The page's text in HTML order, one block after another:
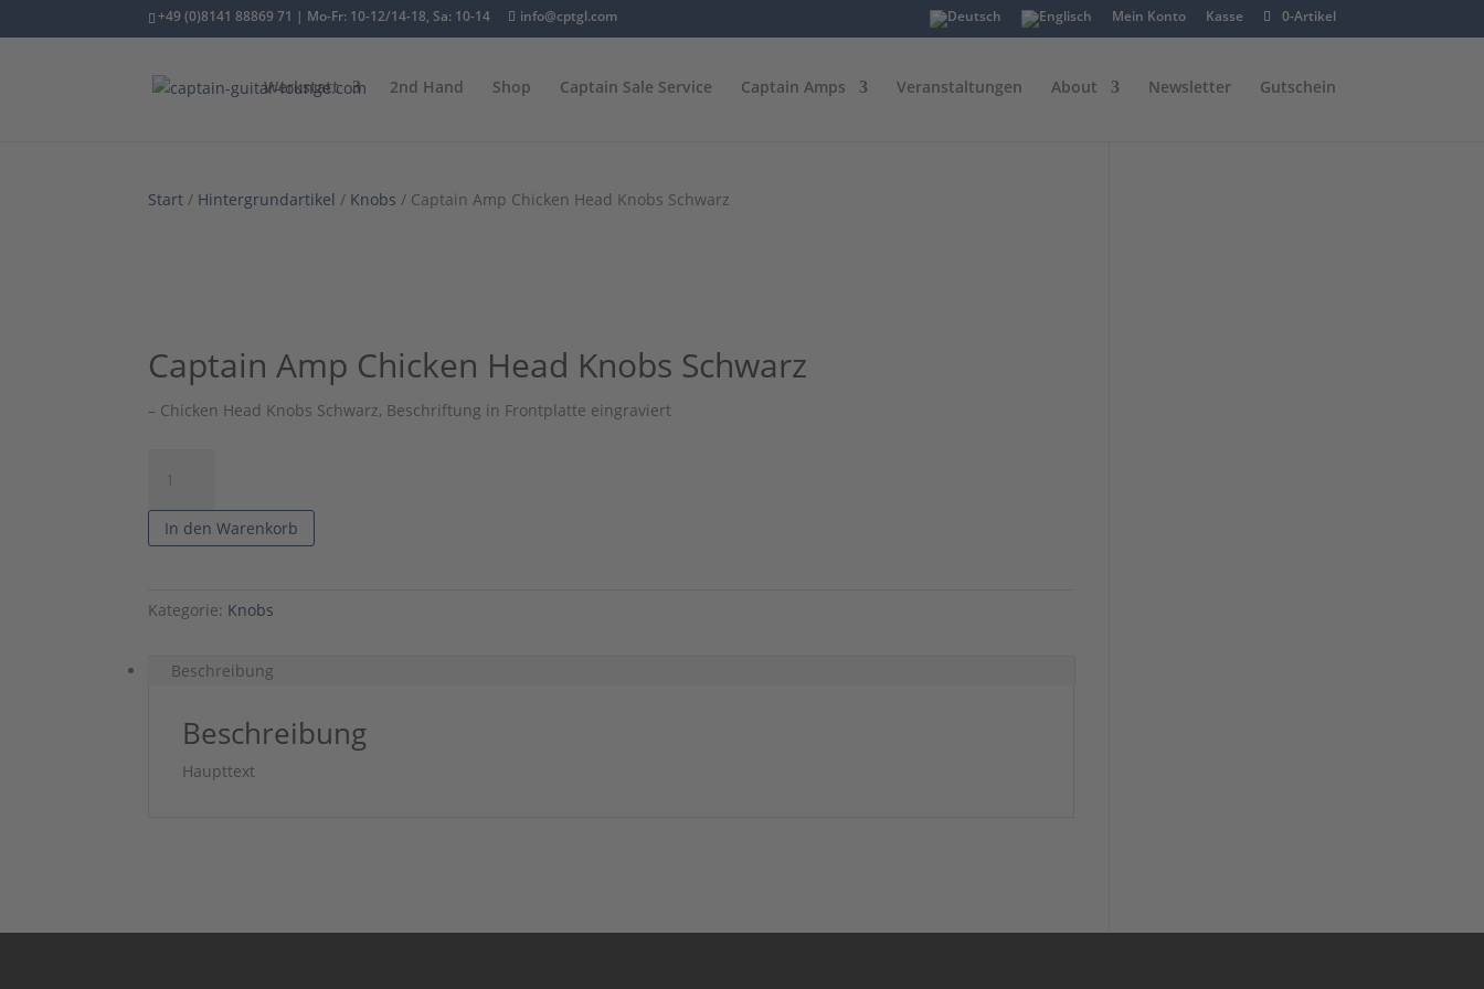
+49 (0)8141 88869 71 | Mo-Fr: 10-12/14-18, Sa: 10-14 info@cptgl.com Mein Konto Kasse 0-Artikel
Werkstatt 2nd Hand Shop Captain Sale Service Captain Amps Veranstaltungen About Newsletter Gutschein
Start / Hintergrundartikel / Knobs / Captain Amp Chicken Head Knobs Schwarz
Captain Amp Chicken Head Knobs Schwarz
– Chicken Head Knobs Schwarz, Beschriftung in Frontplatte eingraviert
Chicken
Head
Menge
In den Warenkorb
Kategorie: Knobs
Beschreibung
Beschreibung
Haupttext